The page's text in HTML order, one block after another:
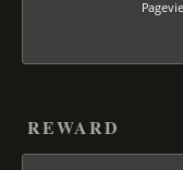
REWARD